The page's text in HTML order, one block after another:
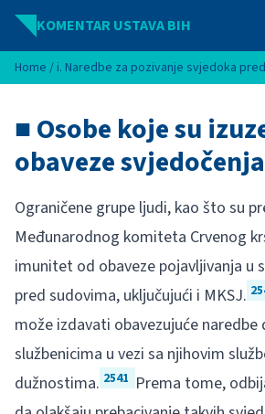
Idi na sadržaj
KOMENTAR USTAVA BIH
Home / i. Naredbe za pozivanje svjedoka
■ Osobe koje su
obaveze svjedočenja
Ograničene grupe ljudi, kao što su
Međunarodnog komiteta Crvenog
imunitet od obaveze pojavljivanja u
pred sudovima, uključujući i MKSJ.
može izdavati obavezujuće naredbe
službenicima u vezi sa njihovim
dužnostima. 2541 Prema tome,